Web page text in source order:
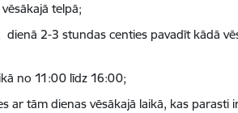
telpā;
2-3 stundas centies pavadīt kādā
no 11:00 līdz 16:00;
ar tām dienas vēsākajā laikā, kas